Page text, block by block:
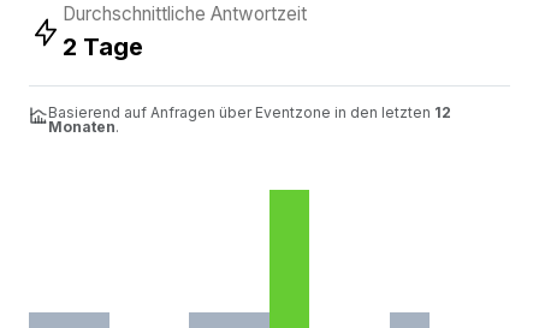
Durchschnittliche Antwortzeit
2 Tage
Basierend auf Anfragen über Eventzone in den letzten 12
Monaten.